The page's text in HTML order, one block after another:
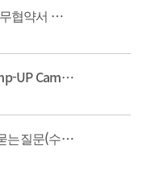
[장학] 2026-1 연구/수업조교 복무협약서 및 활동계획서 제출 안내
[부산항만공사]2026년 BPA Jump-UP Campus 프로그램 운영 알림
대학원 환경대기과학전공 자주묻는질문(수료요건,전공필수,학점인정,이수학기)